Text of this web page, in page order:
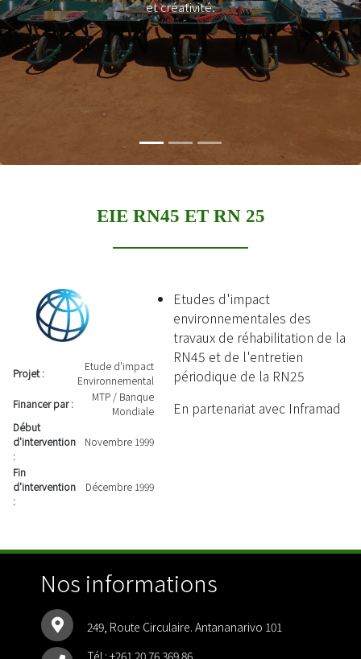
et créativité.
EIE RN45 ET RN 25
Projet :
Etude d'impact
Environnemental
Financer par :
MTP / Banque
Mondiale
Début
d'intervention
:
Novembre 1999
Fin
d'intervention
:
Décembre 1999
Etudes d'impact
environnementales des
travaux de réhabilitation de la
RN45 et de l'entretien
périodique de la RN25
En partenariat avec Inframad
Nos informations
249, Route Circulaire. Antananarivo 101
Tél : +261 20 76 369 86